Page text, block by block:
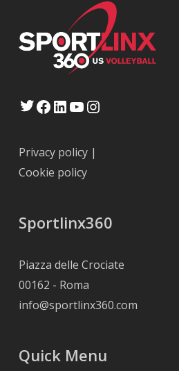
Twitter
Facebook
LinkedIn
YouTube
Privacy policy|
Cookie policy
Sportlinx360
Piazza delle Crociate
00162 - Roma
info@sportlinx360.com
Quick Menu